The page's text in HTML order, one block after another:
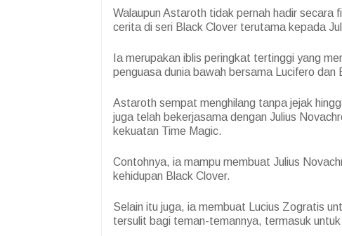
Walaupun Astaroth tidak pernah hadir secara
cerita di seri Black Clover terutama kepada
Ia merupakan iblis peringkat tertinggi yang
penguasa dunia bawah bersama Lucifero dan
Astaroth sempat menghilang tanpa jejak
juga telah bekerjasama dengan Julius
kekuatan Time Magic.
Contohnya, ia mampu membuat Julius
kehidupan Black Clover.
Selain itu juga, ia membuat Lucius Zogratis
tersulit bagi teman-temannya, termasuk